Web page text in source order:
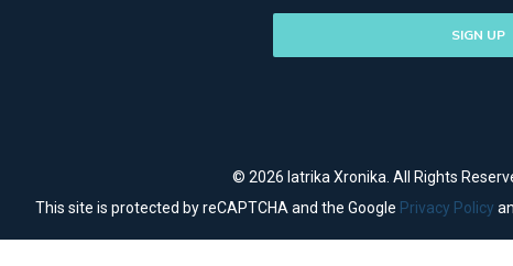
SIGN UP
© 2026 Iatrika Xronika. All Rights
This site is protected by reCAPTCHA and the Google Privacy Policy